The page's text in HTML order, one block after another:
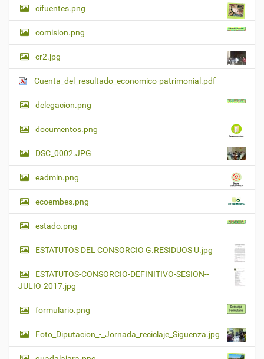
cifuentes.png
comision.png
cr2.jpg
Cuenta_del_resultado_economico-patrimonial.pdf
delegacion.png
documentos.png
DSC_0002.JPG
eadmin.png
ecoembes.png
estado.png
ESTATUTOS DEL CONSORCIO G.RESIDUOS U.jpg
ESTATUTOS-CONSORCIO-DEFINITIVO-SESION--
JULIO-2017.jpg
formulario.png
Foto_Diputacion_-_Jornada_reciclaje_Siguenza.jpg